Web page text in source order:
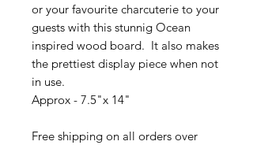
or your favourite charcuterie to your
guests with this stunnig Ocean
inspired wood board. It also makes
the prettiest display piece when not
in use.
Approx - 7.5"x 14"
Free shipping on all orders over